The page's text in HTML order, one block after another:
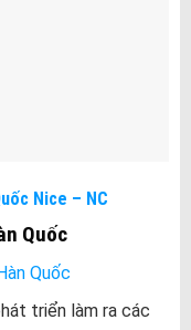
Nice – NC
Quốc
Quốc
triển làm ra các